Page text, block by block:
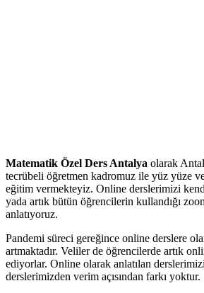
Matematik Özel Ders Antalya olarak
tecrübeli öğretmen kadromuz ile yüz yüze
eğitim vermekteyiz. Online derslerimizi
yada artık bütün öğrencilerin kullandığı
anlatıyoruz.
Pandemi süreci gereğince online derslere
artmaktadır. Veliler de öğrencilerde artık
ediyorlar. Online olarak anlatılan
derslerimizden verim açısından farkı yoktur.